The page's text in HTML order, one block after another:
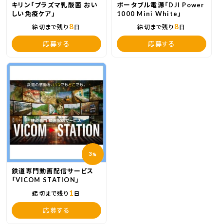
キリン「プラズマ乳酸菌 おい
しい免疫ケア」
締切まで残り 8日
応募する
ポータブル電源「DJI Power
1000 Mini White」
締切まで残り 8日
応募する
3名
鉄道専門動画配信サービス
「VICOM STATION」
締切まで残り 1 日
応募する